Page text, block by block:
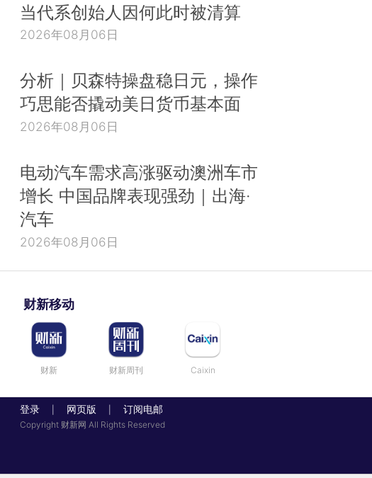
当代系创始人因何此时被清算
2026年08月06日
分析｜贝森特操盘稳日元，操作
巧思能否撬动美日货币基本面
2026年08月06日
电动汽车需求高涨驱动澳洲车市
增长 中国品牌表现强劲｜出海·
汽车
2026年08月06日
财新移动
财新 财新周刊 Caixin
登录 网页版 订阅电邮
Copyright 财新网 All Rights Reserved